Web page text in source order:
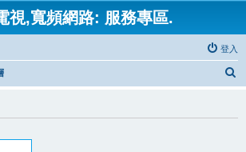
視,寬頻網路: 服務專區.
登入